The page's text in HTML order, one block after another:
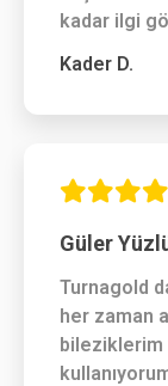
kadar ilgi
Kader D.
Güler
Turnagold
her zaman